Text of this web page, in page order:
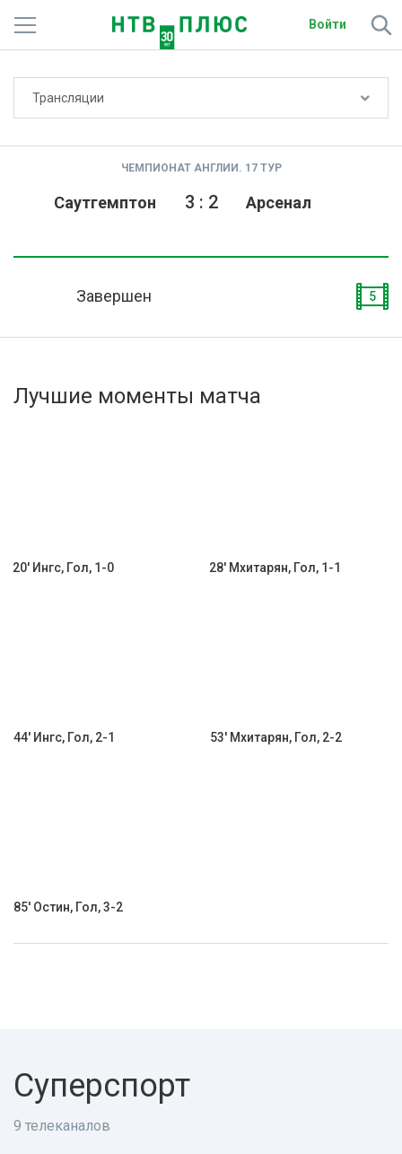
Войти
Активировать промокод
Трансляции
ЧЕМПИОНАТ АНГЛИИ. 17 ТУР
Саутгемптон Арсенал
3 : 2
Завершен 5
Лучшие моменты матча
20' Ингс, Гол, 1-0 28' Мхитарян, Гол, 1-1
44' Ингс, Гол, 2-1 53' Мхитарян, Гол, 2-2
85' Остин, Гол, 3-2
Суперспорт
9 телеканалов